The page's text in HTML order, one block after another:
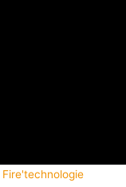
Fire'technologie